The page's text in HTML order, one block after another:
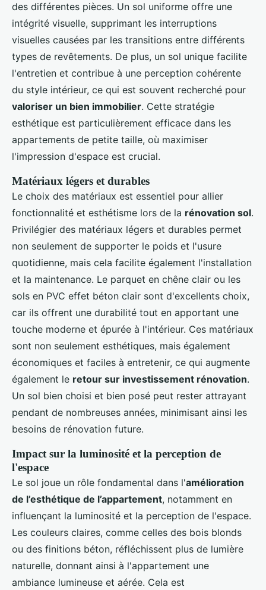
des différentes pièces. Un sol uniforme offre une
intégrité visuelle, supprimant les interruptions
visuelles causées par les transitions entre différents
types de revêtements. De plus, un sol unique facilite
l'entretien et contribue à une perception cohérente
du style intérieur, ce qui est souvent recherché pour
valoriser un bien immobilier. Cette stratégie
esthétique est particulièrement efficace dans les
appartements de petite taille, où maximiser
l'impression d'espace est crucial.
Matériaux légers et durables
Le choix des matériaux est essentiel pour allier
fonctionnalité et esthétisme lors de la rénovation sol.
Privilégier des matériaux légers et durables permet
non seulement de supporter le poids et l'usure
quotidienne, mais cela facilite également l'installation
et la maintenance. Le parquet en chêne clair ou les
sols en PVC effet béton clair sont d'excellents choix,
car ils offrent une durabilité tout en apportant une
touche moderne et épurée à l'intérieur. Ces matériaux
sont non seulement esthétiques, mais également
économiques et faciles à entretenir, ce qui augmente
également le retour sur investissement rénovation.
Un sol bien choisi et bien posé peut rester attrayant
pendant de nombreuses années, minimisant ainsi les
besoins de rénovation future.
Impact sur la luminosité et la perception de
l'espace
Le sol joue un rôle fondamental dans l'amélioration
de l’esthétique de l’appartement, notamment en
influençant la luminosité et la perception de l'espace.
Les couleurs claires, comme celles des bois blonds
ou des finitions béton, réfléchissent plus de lumière
naturelle, donnant ainsi à l'appartement une
ambiance lumineuse et aérée. Cela est